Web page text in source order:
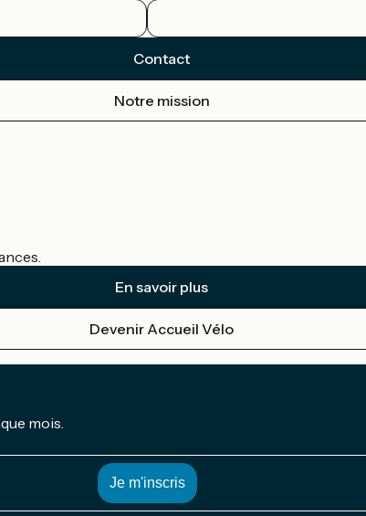
Contact
Notre mission
En savoir plus
Devenir Accueil Vélo
mois.